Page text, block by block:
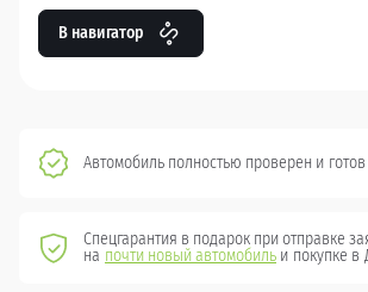
В навигатор
Автомобиль полностью проверен и готов
Спецгарантия в подарок при отправке
на почти новый автомобиль и покупке в